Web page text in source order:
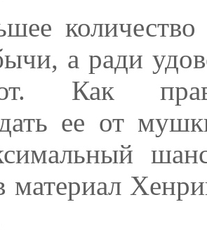
а ради
Как
ее от
материал